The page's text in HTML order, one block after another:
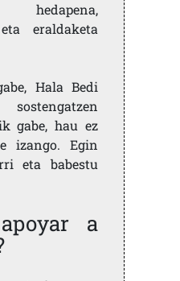
eraldaketa
Hala Bedi
gabe, hau ez
izango. Egin
eta babestu
a